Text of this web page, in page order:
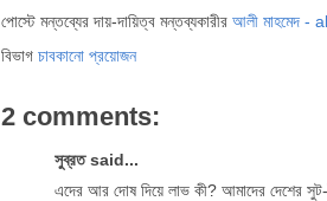
পোস্টে মন্তব্যের দায়-দায়িত্ব মন্তব্যকারীর আলী মাহমেদ -
বিভাগ চাবকানো প্রয়োজন
2 comments:
সুব্রত said...
এদের আর দোষ দিয়ে লাভ কী? আমাদের দেশের